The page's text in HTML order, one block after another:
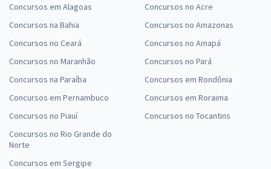
Concursos em Alagoas
Concursos na Bahia
Concursos no Ceará
Concursos no Maranhão
Concursos na Paraíba
Concursos em Pernambuco
Concursos no Piauí
Concursos no Rio Grande do
Norte
Concursos em Sergipe
Concursos no Acre
Concursos no Amazonas
Concursos no Amapá
Concursos no Pará
Concursos em Rondônia
Concursos em Roraima
Concursos no Tocantins